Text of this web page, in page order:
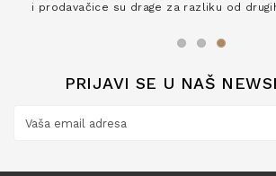
i prodavačice su drage za razliku od
PRIJAVI SE U NAŠ